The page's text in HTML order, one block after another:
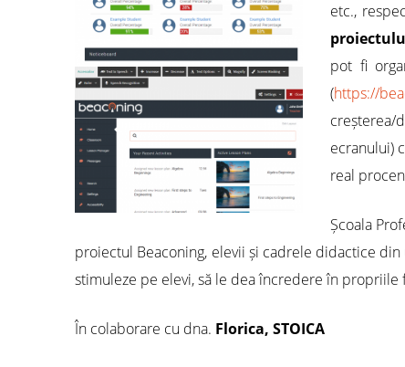
etc.,
pot fi
(https://
creșterea/
ecranului)
real
Școala
proiectul Beaconing, elevii și cadrele didactice
stimuleze pe elevi, să le dea încredere în
În colaborare cu dna. Florica, STOICA